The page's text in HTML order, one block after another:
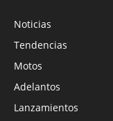
Noticias
Tendencias
Motos
Adelantos
Lanzamientos